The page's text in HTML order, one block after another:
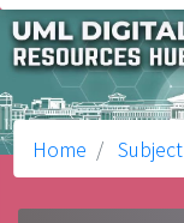
Home Subject